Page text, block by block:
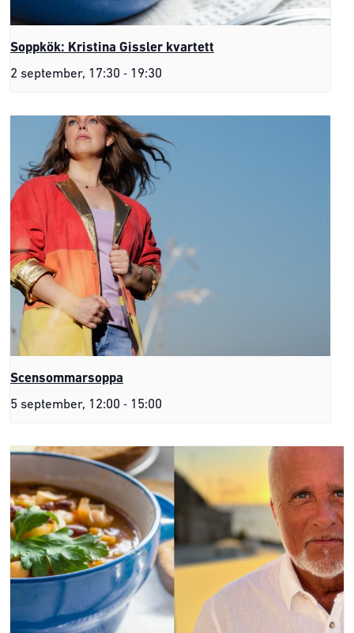
Soppkök: Kristina Gissler kvartett
2 september, 17:30 - 19:30
Scensommarsoppa
5 september, 12:00 - 15:00